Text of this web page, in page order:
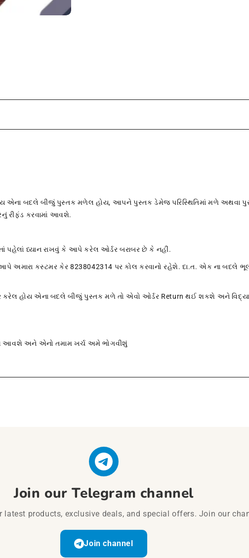
બદલે બીજું પુસ્તક મળેલ હોય, આપને પુસ્તક ડેમેજ પરિસ્થિતિમાં મળે અથવા
રીફંડ કરવામાં આવશે.
પહેલાં ધ્યાન રાખવું કે આપે કરેલ ઓર્ડર બરાબર છે કે નહીં.
કસ્ટમર કેર 8238042314 પર કોલ કરવાનો રહેશે. દા.ત. એક ના બદલે
કરેલ હોય એના બદલે બીજું પુસ્તક મળે તો એવો ઓર્ડર Return થઈ શકશે અને
આવશે અને એનો તમામ ખર્ચ અમે ભોગવીશું
Join our Telegram channel
latest products, exclusive deals, and special offers. Join our
Join channel